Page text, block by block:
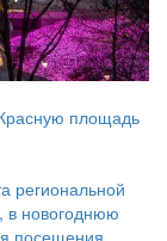
площадь
региональной
в новогоднюю
посещения